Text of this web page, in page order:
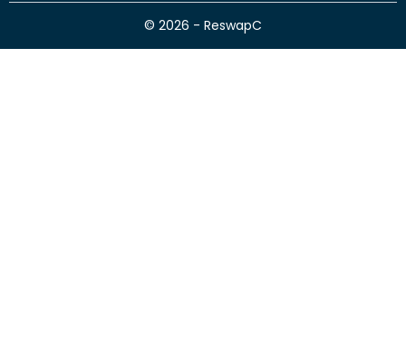
© 2026 - ReswapC